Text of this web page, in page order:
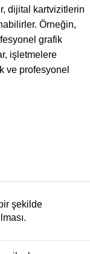
dijital kartvizitlerin
Örneğin,
grafik
işletmelere
ve profesyonel
şekilde